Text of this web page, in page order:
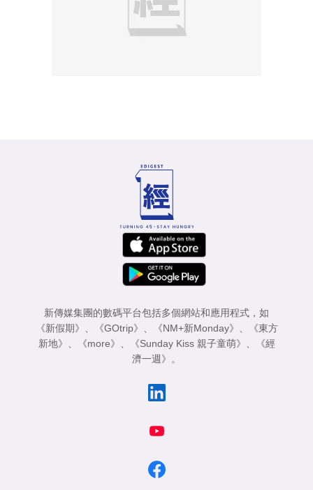
新傳媒集團的數碼平台包括多個網站和應用程式，如
《新假期》
《GOtrip》 《NM+新Monday》
《東方
新地》
《more》 《Sunday Kiss 親子童萌》
《經
濟一週》
。